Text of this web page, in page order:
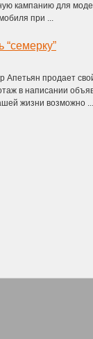
кампанию для
при ...
“семерку”
Апетьян продает
в написании
жизни возможно ...